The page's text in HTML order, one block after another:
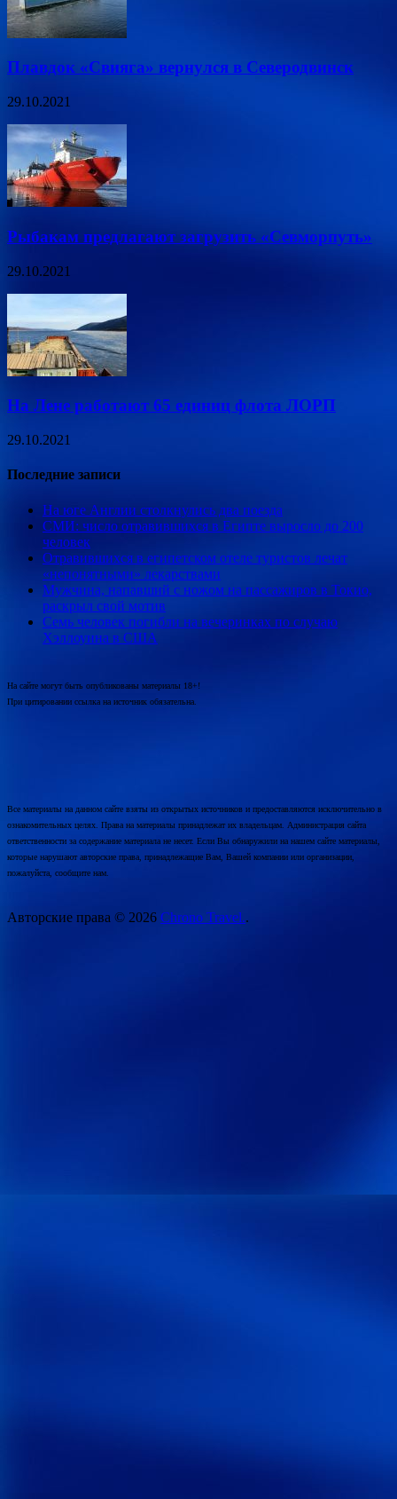
Плавдок «Свияга» вернулся в Северодвинск
29.10.2021
Рыбакам предлагают загрузить «Севморпуть»
29.10.2021
На Лене работают 65 единиц флота ЛОРП
29.10.2021
Последние записи
На юге Англии столкнулись два поезда
СМИ: число отравившихся в Египте выросло до 200
человек
Отравившихся в египетском отеле туристов лечат
«непонятными» лекарствами
Мужчина, напавший с ножом на пассажиров в Токио,
раскрыл свой мотив
Семь человек погибли на вечеринках по случаю
Хэллоуина в США
На сайте могут быть опубликованы материалы 18+!
При цитировании ссылка на источник обязательна.
Все материалы на данном сайте взяты из открытых источников и предоставляются исключительно в
ознакомительных целях. Права на материалы принадлежат их владельцам. Администрация сайта
ответственности за содержание материала не несет. Если Вы обнаружили на нашем сайте материалы,
которые нарушают авторские права, принадлежащие Вам, Вашей компании или организации,
пожалуйста, сообщите нам.
Авторские права © 2026 Chrono Travel..